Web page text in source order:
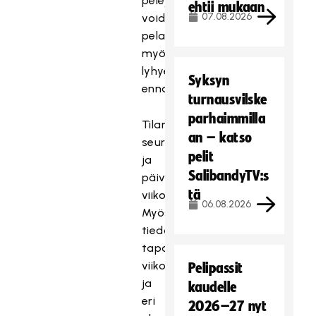
voidaan
pelata
myös
lyhyemmällä
ennakkotiedolla.
Tilannetta
seurataan
ja
päivitetään
viikoittain.
Myös
tiedotus
tapahtuu
viikoittain
ja
eri
ehtii mukaan
07.08.2026
Syksyn
turnausvilske
parhaimmilla
an – katso
pelit
SalibandyTV:s
tä
06.08.2026
Pelipassit
kaudelle
2026–27 nyt